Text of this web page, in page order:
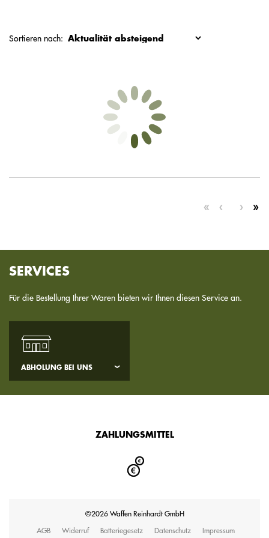
Sortieren nach:
SERVICES
Für die Bestellung Ihrer Waren bieten wir Ihnen diesen Service an.
ABHOLUNG BEI UNS
ZAHLUNGSMITTEL
©2026 Waffen Reinhardt GmbH
AGB
Widerruf Batteriegesetz Datenschutz
Impressum